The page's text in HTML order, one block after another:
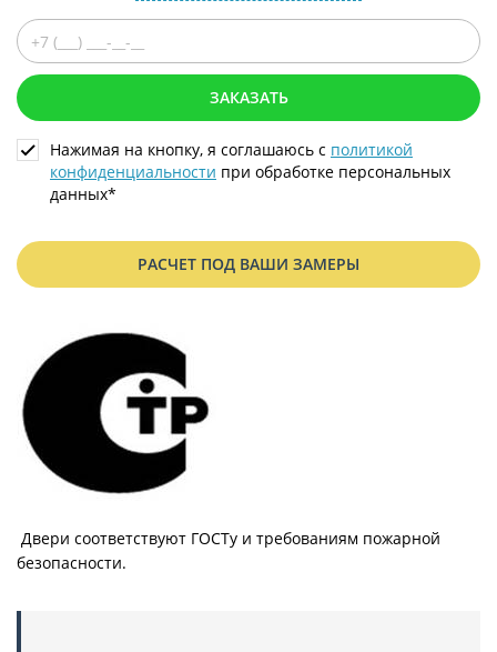
ЗАКАЗАТЬ
Нажимая на кнопку, я соглашаюсь с политикой
конфиденциальности при обработке персональных
данных*
РАСЧЕТ ПОД ВАШИ ЗАМЕРЫ
Двери соответствуют ГОСТу и требованиям пожарной
безопасности.